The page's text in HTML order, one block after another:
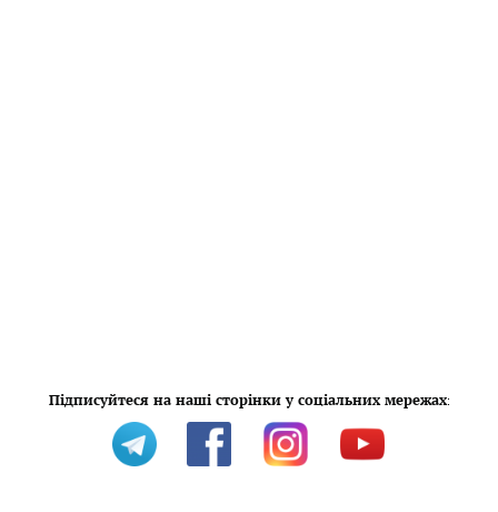
Підписуйтеся на наші сторінки у соціальних мережах: